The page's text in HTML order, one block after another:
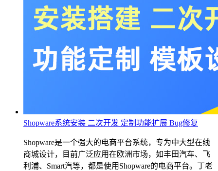
Shopware系统安装 二次开发 定制功能扩展 Bug修复
Shopware是一个强大的电商平台系统，专为中大型在线
商城设计，目前广泛应用在欧洲市场，如丰田汽车、飞
利浦、Smart汽等，都是使用Shopware的电商平台。丁老